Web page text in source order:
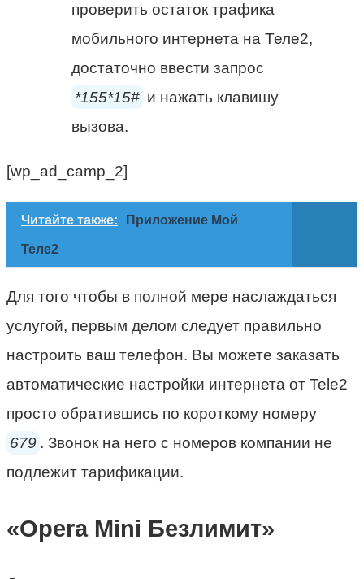
проверить остаток трафика
мобильного интернета на Теле2,
достаточно ввести запрос
*155*15# и нажать клавишу
вызова.
[wp_ad_camp_2]
Читайте также: Приложение Мой
Теле2
Для того чтобы в полной мере наслаждаться
услугой, первым делом следует правильно
настроить ваш телефон. Вы можете заказать
автоматические настройки интернета от Tele2
просто обратившись по короткому номеру
679 . Звонок на него с номеров компании не
подлежит тарификации.
«Opera Mini Безлимит»